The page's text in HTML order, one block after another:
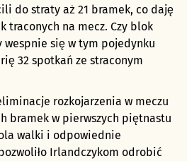
do straty aż 21 bramek, co daję
traconych na mecz. Czy blok
wespnie się w tym pojedynku
32 spotkań ze straconym
rozkojarzenia w meczu
bramek w pierwszych piętnastu
walki i odpowiednie
Irlandczykom odrobić